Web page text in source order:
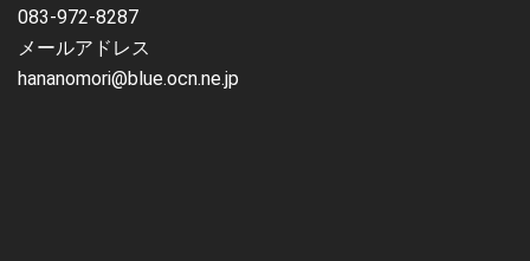
083-972-8287
メールアドレス
hananomori@blue.ocn.ne.jp